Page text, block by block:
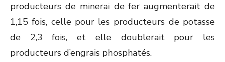
producteurs de minerai de fer augmenterait de
1,15 fois, celle pour les producteurs de potasse
de 2,3 fois, et elle doublerait pour les
producteurs d’engrais phosphatés.